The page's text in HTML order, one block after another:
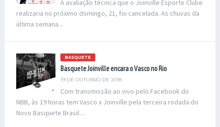
A avaliação técnica que o Joinville Esporte Clube
realizaria no próximo domingo, 21, foi cancelada. As chuvas da
última semana...
BASQUETE
Basquete Joinville encara o Vasco no Rio
19 DE OUTUBRO DE 2018
Com transmissão ao vivo pelo Facebook do
NBB, às 19 horas tem Vasco x Joinville pela terceira rodada do
Novo Basquete Brasil....